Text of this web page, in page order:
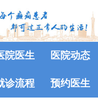
院医生 医院动态
诊流程 预约医生